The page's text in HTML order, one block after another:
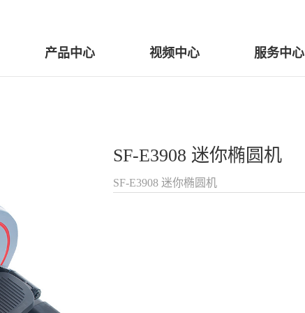
产品中心 视频中心 服务中心
SF-E3908 迷你椭圆机
SF-E3908 迷你椭圆机